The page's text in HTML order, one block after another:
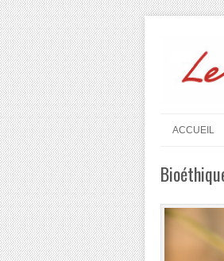
Menu
ACCUEIL